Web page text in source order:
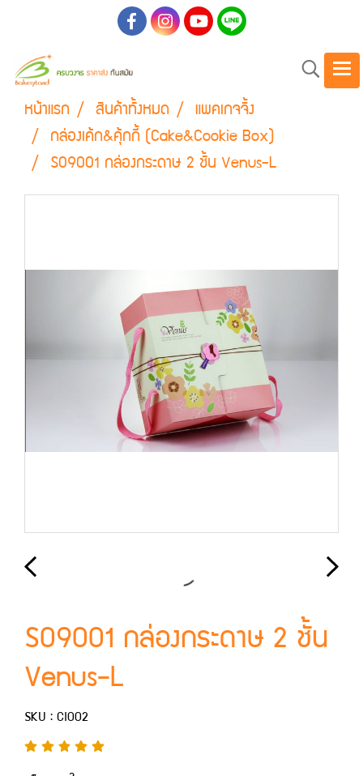
หน้าแรก สินค้าทั้งหมด แพคเกจจิ้ง
กล่องเค้ก&คุ้กกี้ (Cake&Cookie Box)
S09001 กล่องกระดาษ 2 ชั้น Venus-L
S09001 กล่องกระดาษ 2 ชั้น
Venus-L
SKU : CI002